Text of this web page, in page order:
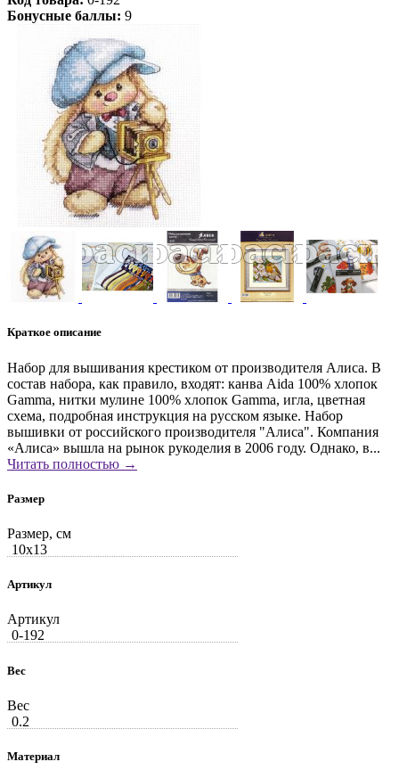
Бонусные баллы: 9
Краткое описание
Набор для вышивания крестиком от производителя Алиса. В
состав набора, как правило, входят: канва Aida 100% хлопок
Gamma, нитки мулине 100% хлопок Gamma, игла, цветная
схема, подробная инструкция на русском языке. Набор
вышивки от российского производителя "Алиса". Компания
«Алиса» вышла на рынок рукоделия в 2006 году. Однако, в...
Читать полностью →
Размер
Размер, см
10x13
Артикул
Артикул
0-192
Вес
Вес
0.2
Материал